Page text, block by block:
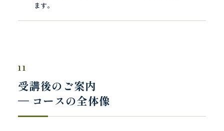
ます。
11
受講後のご案内
— コースの全体像